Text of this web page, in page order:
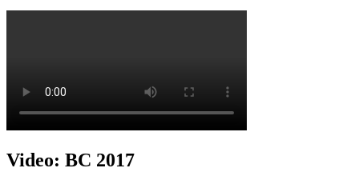
Video: BC 2017